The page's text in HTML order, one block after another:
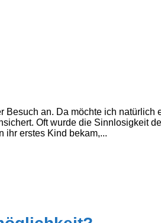
an. Da möchte ich
Oft wurde die Sinnlosigkeit
ihr erstes Kind bekam,...